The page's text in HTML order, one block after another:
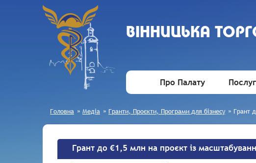
ВIННИЦЬКА
Про Палату
Головна » Медіа » Гранти, Проєкти, Програми для бізнесу » Грант
Грант до €1,5 млн на проєкт із